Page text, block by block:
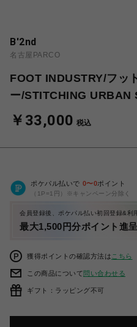
B'2nd
名古屋PARCO
FOOT INDUSTRY/フッ
ー/STITCHING URBAN
￥33,000 税込
ポケパル払いで 0〜0ポイント
（1P=1円）※キャンペーン分除く
会員登録後、ポケパル払い初回登録&利
最大1,500円分ポイント進呈
獲得ポイントの確認方法は こちら
この商品について問い合わせる
ギフト：ラッピング不可